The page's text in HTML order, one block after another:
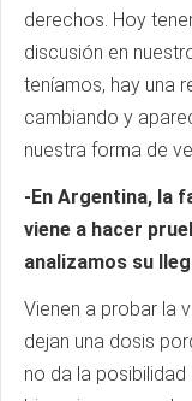
derechos. Hoy
discusión en
teníamos, hay una
cambiando y
nuestra forma de
-En Argentina, la
viene a hacer
analizamos su
Vienen a probar la
dejan una dosis
no da la